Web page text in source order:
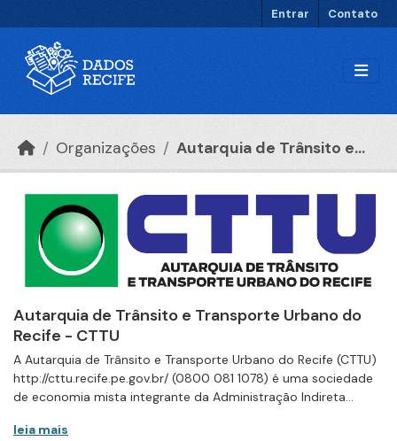
Entrar Contato
Organizações Autarquia de Trânsito e...
Autarquia de Trânsito e Transporte Urbano do
Recife - CTTU
A Autarquia de Trânsito e Transporte Urbano do Recife (CTTU)
http://cttu.recife.pe.gov.br/ (0800 081 1078) é uma sociedade
de economia mista integrante da Administração Indireta...
leia mais